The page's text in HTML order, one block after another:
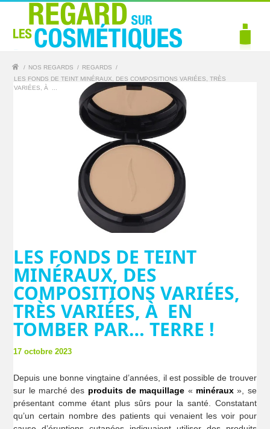
/ NOS REGARDS / REGARDS
/
LES FONDS DE TEINT MINÉRAUX, DES COMPOSITIONS VARIÉES, TRÈS
VARIÉES, À ...
LES FONDS DE TEINT
MINÉRAUX, DES
COMPOSITIONS VARIÉES,
TRÈS VARIÉES, À EN
TOMBER PAR… TERRE !
17 octobre 2023
Depuis une bonne vingtaine d’années, il est possible de trouver
sur le marché des produits de maquillage « minéraux», se
présentant comme étant plus sûrs pour la santé. Constatant
qu’un certain nombre des patients qui venaient les voir pour